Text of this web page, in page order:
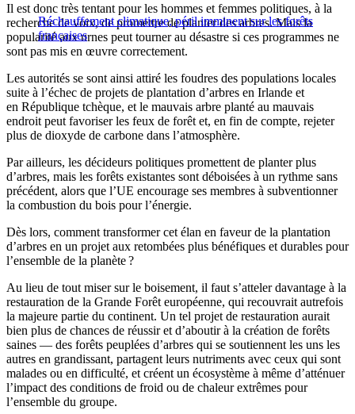
Réchauffement climatique, péril imminent sur les forêts
françaises
Il est donc très tentant pour les hommes et femmes politiques, à la
recherche de voix, de promettre de planter des arbres. Mais la
popularité aux urnes peut tourner au désastre si ces programmes ne
sont pas mis en œuvre correctement.
Les autorités se sont ainsi attiré les foudres des populations locales
suite à l’échec de projets de plantation d’arbres en Irlande et
en République tchèque, et le mauvais arbre planté au mauvais
endroit peut favoriser les feux de forêt et, en fin de compte, rejeter
plus de dioxyde de carbone dans l’atmosphère.
Par ailleurs, les décideurs politiques promettent de planter plus
d’arbres, mais les forêts existantes sont déboisées à un rythme sans
précédent, alors que l’UE encourage ses membres à subventionner
la combustion du bois pour l’énergie.
Dès lors, comment transformer cet élan en faveur de la plantation
d’arbres en un projet aux retombées plus bénéfiques et durables pour
l’ensemble de la planète ?
Au lieu de tout miser sur le boisement, il faut s’atteler davantage à la
restauration de la Grande Forêt européenne, qui recouvrait autrefois
la majeure partie du continent. Un tel projet de restauration aurait
bien plus de chances de réussir et d’aboutir à la création de forêts
saines — des forêts peuplées d’arbres qui se soutiennent les uns les
autres en grandissant, partagent leurs nutriments avec ceux qui sont
malades ou en difficulté, et créent un écosystème à même d’atténuer
l’impact des conditions de froid ou de chaleur extrêmes pour
l’ensemble du groupe.